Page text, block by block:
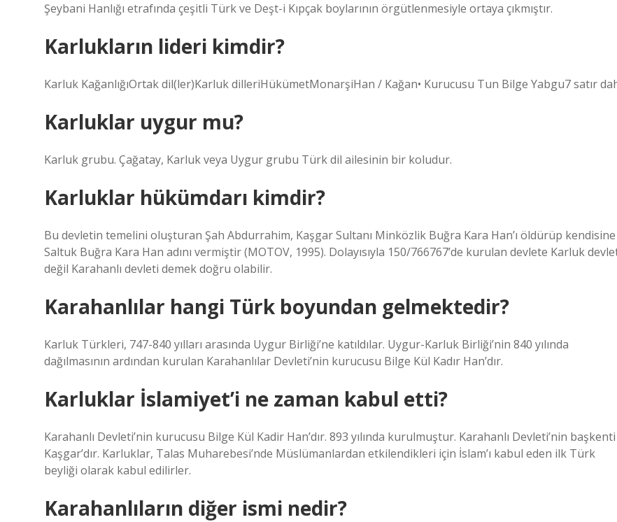
Şeybani Hanlığı etrafında çeşitli Türk ve Deşt-i Kıpçak boylarının örgütlenmesiyle ortaya çıkmıştır.
Karlukların lideri kimdir?
Karluk KağanlığıOrtak dil(ler)Karluk dilleriHükümetMonarşiHan / Kağan• Kurucusu Tun Bilge Yabgu7 satır
Karluklar uygur mu?
Karluk grubu. Çağatay, Karluk veya Uygur grubu Türk dil ailesinin bir koludur.
Karluklar hükümdarı kimdir?
Bu devletin temelini oluşturan Şah Abdurrahim, Kaşgar Sultanı Minközlik Buğra Kara Han’ı öldürüp kendisine
Saltuk Buğra Kara Han adını vermiştir (MOTOV, 1995). Dolayısıyla 150/766767’de kurulan devlete Karluk
değil Karahanlı devleti demek doğru olabilir.
Karahanlılar hangi Türk boyundan gelmektedir?
Karluk Türkleri, 747-840 yılları arasında Uygur Birliği’ne katıldılar. Uygur-Karluk Birliği’nin 840 yılında
dağılmasının ardından kurulan Karahanlılar Devleti’nin kurucusu Bilge Kül Kadır Han’dır.
Karluklar İslamiyet’i ne zaman kabul etti?
Karahanlı Devleti’nin kurucusu Bilge Kül Kadir Han’dır. 893 yılında kurulmuştur. Karahanlı Devleti’nin başkenti
Kaşgar’dır. Karluklar, Talas Muharebesi’nde Müslümanlardan etkilendikleri için İslam’ı kabul eden ilk Türk
beyliği olarak kabul edilirler.
Karahanlıların diğer ismi nedir?